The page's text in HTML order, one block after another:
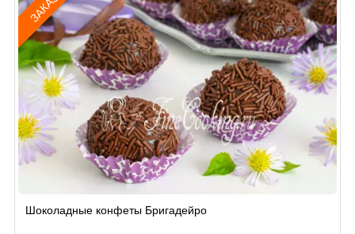
поШоколадные конфеты Бригадейро